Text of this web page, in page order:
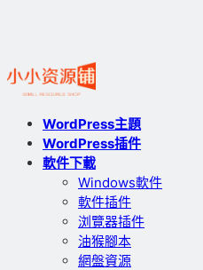
WordPress主題
WordPress插件
軟件下載
Windows軟件
軟件插件
浏覽器插件
油猴腳本
網盤資源